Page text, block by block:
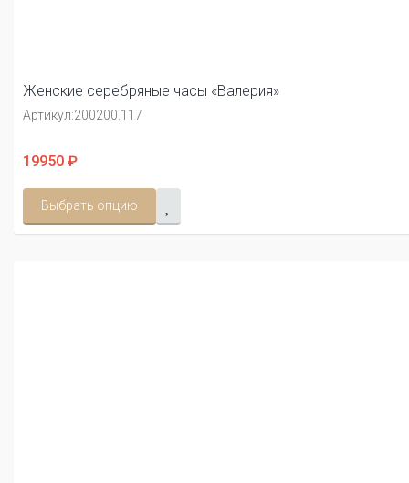
Женские серебряные часы «Валерия»
Артикул:200200.117
19950 ₽
Выбрать опцию